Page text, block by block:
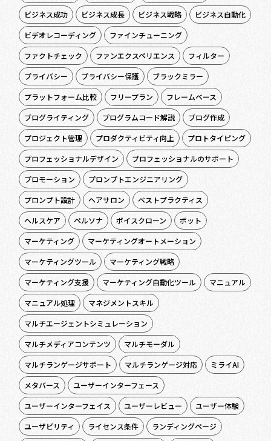
ビジネス成功
ビジネス成長 ビジネス戦略
ビジネス自動化
ビデオレコーディング
ファインチューニング
ファクトチェック
ファンエクスペリエンス
フィルター
プライバシー
プライバシー保護
ブラックミラー
プラットフォーム比較
フリープラン
フレームベース
ブログライティング
プログラムコード解説
ブログ作成
プロジェクト管理
プロダクティビティ向上
プロトタイピング
プロフェッショナルデザイン
プロフェッショナルのサポート
プロモーション
プロンプトエンジニアリング
プロンプト設計
ヘアサロン
ベストプラクティス
ヘルスケア
ペルソナ ボイスクローン
ボット
マーケティング
マーケティングオートメーション
マーケティングツール
マーケティング戦略
マーケティング支援
マーケティング自動化ツール
マニュアル
マニュアル処理
マネジメントスキル
マルチエージェントシミュレーション
マルチメディアコンテンツ
マルチモーダル
マルチランゲージサポート
マルチランゲージ対応
ミライAI
メタバース
ユーザーインターフェース
ユーザーインターフェイス
ユーザーレビュー
ユーザー体験
ユーザビリティ
ライセンス条件
ランディングページ